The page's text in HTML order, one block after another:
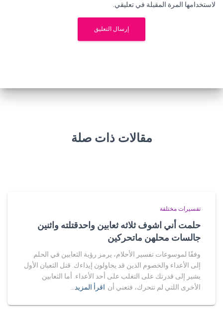
لاستخدامها المرة المقبلة في تعليقي.
مقالات ذات صلة
تفسيرات مختلفة
حلمت أني اشوف ثلاثه ثعابين واحدقتلته واثنين
جالسات محلهن ماتحركين
وفقًا لموسوعات تفسير الأحلام، يرمز رؤية الثعابين في الحلم
إلى الأعداء والخصوم الذين قد يحاولون إيذاءك. قتل الثعبان الأول
يشير إلى قدرتك على التغلب على أحد الأعداء. أما الثعابين
الأخرى اللتي لم تتحرك، فتعني أن اقرأ المزيد…